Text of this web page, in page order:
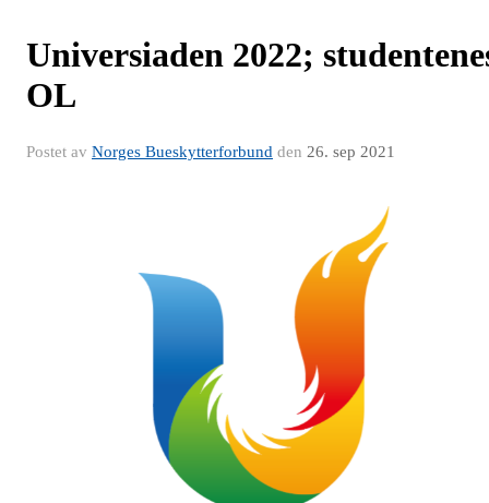
Universiaden 2022;
OL
Postet av Norges Bueskytterforbund den 26. sep 2021